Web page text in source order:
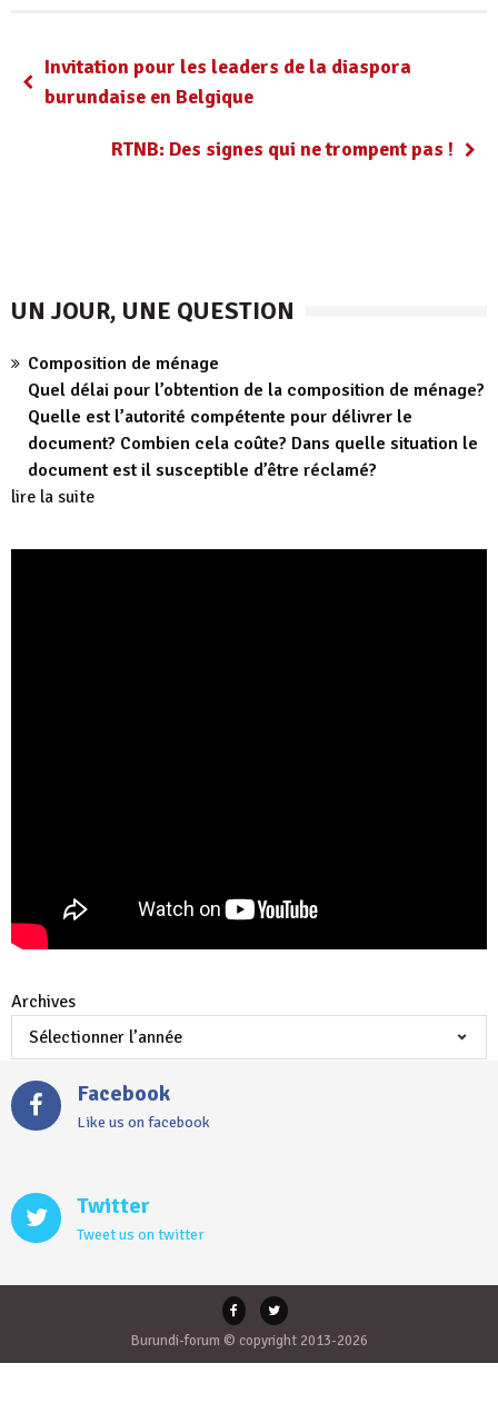
Invitation pour les leaders de la diaspora
burundaise en Belgique
RTNB: Des signes qui ne trompent pas !
UN JOUR, UNE QUESTION
Composition de ménage
Quel délai pour l’obtention de la composition de ménage?
Quelle est l’autorité compétente pour délivrer le
document? Combien cela coûte? Dans quelle situation le
document est il susceptible d’être réclamé?
lire la suite
Archives
Facebook
Like us on facebook
Twitter
Tweet us on twitter
Burundi-forum © copyright 2013-2026